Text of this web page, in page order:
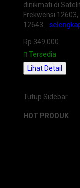
dinikmati di
Frekwensi
12643…
Rp 349.000
Tersedia
Lihat Detail
Tutup Sidebar
HOT PRODUK